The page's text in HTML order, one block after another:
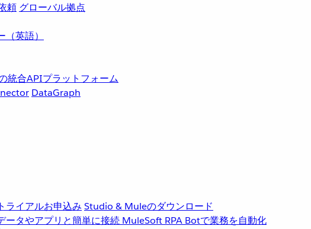
頼 グローバル拠点
英語）
統合APIプラットフォーム
DataGraph
イアルお申込み Studio & Muleのダウンロード
ータやアプリと簡単に接続 MuleSoft RPA Botで業務を自動化